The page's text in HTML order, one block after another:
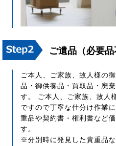
ご遺品（必要
ご本人、ご家族、故人様の
品・御供養品・買取品・廃
す。 ご本人、ご家族、故人
ですので丁寧な仕分け作業
重品や契約書・権利書など
す。
※分別時に発見した貴重品